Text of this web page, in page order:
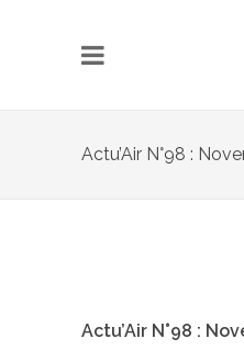
Actu’Air N°98 :
Actu’Air N°98 :